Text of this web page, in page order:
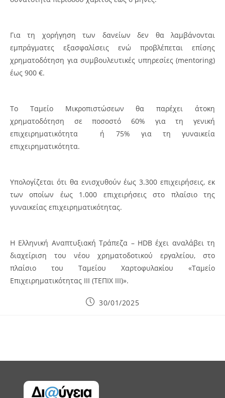
Για τη χορήγηση των δανείων δεν θα λαμβάνονται
εμπράγματες εξασφαλίσεις ενώ προβλέπεται επίσης
χρηματοδότηση για συμβουλευτικές υπηρεσίες (mentoring)
έως 900 €.
Το Ταμείο Μικροπιστώσεων θα παρέχει άτοκη
χρηματοδότηση σε ποσοστό 60% για τη γενική
επιχειρηματικότητα ή 75% για τη γυναικεία
επιχειρηματικότητα.
Υπολογίζεται ότι θα ενισχυθούν έως 3.300 επιχειρήσεις, εκ
των οποίων έως 1.000 επιχειρήσεις στο πλαίσιο της
γυναικείας επιχειρηματικότητας.
Η Ελληνική Αναπτυξιακή Τράπεζα – HDB έχει αναλάβει τη
διαχείριση του νέου χρηματοδοτικού εργαλείου, στο
πλαίσιο του Ταμείου Χαρτοφυλακίου «Ταμείο
Επιχειρηματικότητας ΙΙΙ (ΤΕΠΙΧ ΙΙΙ)».
Post30/01/2025